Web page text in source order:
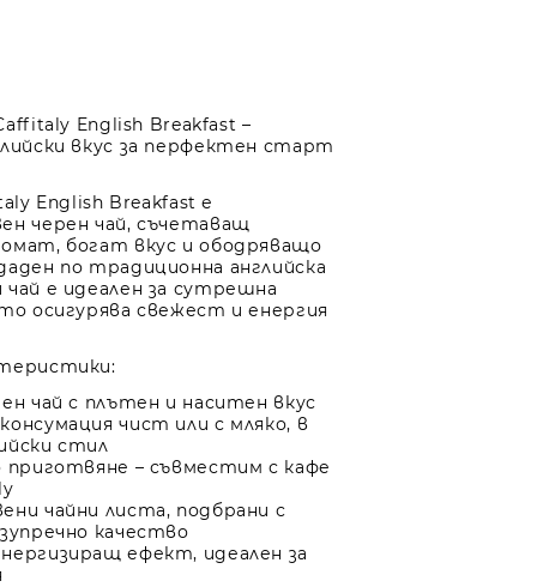
English Breakfast –
вкус за перфектен старт
English Breakfast е
черен чай, съчетаващ
богат вкус и ободряващо
по традиционна английска
е идеален за сутрешна
осигурява свежест и енергия
чай с плътен и наситен вкус
чист или с мляко, в
стил
приготвяне – съвместим с кафе
чайни листа, подбрани с
качество
ефект, идеален за